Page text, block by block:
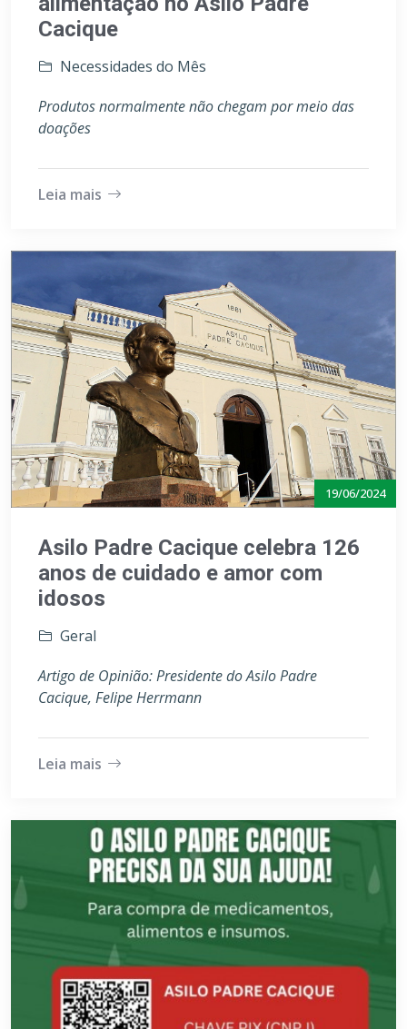
Cacique
Necessidades do Mês
Produtos normalmente não chegam por meio das
doações
Leia mais
19/06/2024
Asilo Padre Cacique celebra 126
anos de cuidado e amor com
idosos
Geral
Artigo de Opinião: Presidente do Asilo Padre
Cacique, Felipe Herrmann
Leia mais